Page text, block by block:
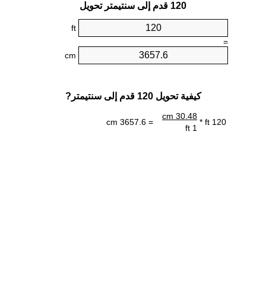
120 قدم إلى سنتيمتر تحويل
ft
=
cm
كيفية تحويل 120 قدم إلى سنتيمتر?
120 ft *
30.48 cm
= 3657.6 cm
1 ft